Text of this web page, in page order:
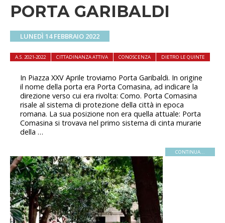
PORTA GARIBALDI
LUNEDÌ 14 FEBBRAIO 2022
A.S. 2021-2022 CITTADINANZA ATTIVA CONOSCENZA DIETRO LE QUINTE
In Piazza XXV Aprile troviamo Porta Garibaldi. In origine
il nome della porta era Porta Comasina, ad indicare la
direzione verso cui era rivolta: Como. Porta Comasina
risale al sistema di protezione della città in epoca
romana. La sua posizione non era quella attuale: Porta
Comasina si trovava nel primo sistema di cinta murarie
della …
CONTINUA...